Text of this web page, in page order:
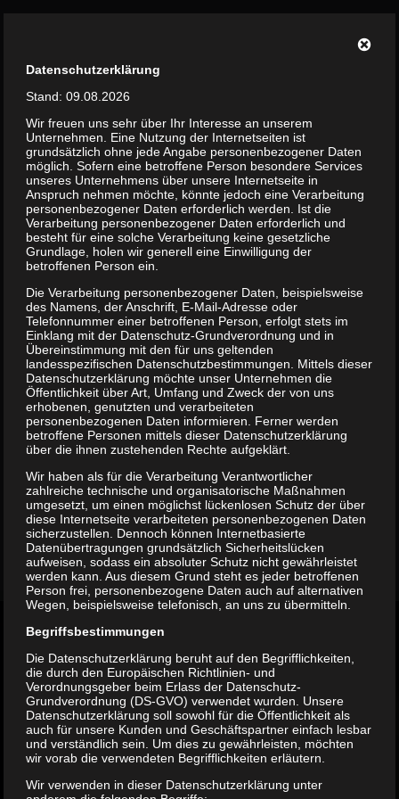
springen
05 TRAVEL
Travel
Suche
nach:
Datenschutzerklärung
Stand: 09.08.2026
Wir freuen uns sehr über Ihr Interesse an unserem
Unternehmen. Eine Nutzung der Internetseiten ist
grundsätzlich ohne jede Angabe personenbezogener Daten
möglich. Sofern eine betroffene Person besondere Services
unseres Unternehmens über unsere Internetseite in
Anspruch nehmen möchte, könnte jedoch eine Verarbeitung
personenbezogener Daten erforderlich werden. Ist die
Verarbeitung personenbezogener Daten erforderlich und
besteht für eine solche Verarbeitung keine gesetzliche
Grundlage, holen wir generell eine Einwilligung der
betroffenen Person ein.
Die Verarbeitung personenbezogener Daten, beispielsweise
des Namens, der Anschrift, E-Mail-Adresse oder
Telefonnummer einer betroffenen Person, erfolgt stets im
Einklang mit der Datenschutz-Grundverordnung und in
Übereinstimmung mit den für uns geltenden
landesspezifischen Datenschutzbestimmungen. Mittels dieser
Datenschutzerklärung möchte unser Unternehmen die
Öffentlichkeit über Art, Umfang und Zweck der von uns
erhobenen, genutzten und verarbeiteten
personenbezogenen Daten informieren. Ferner werden
betroffene Personen mittels dieser Datenschutzerklärung
über die ihnen zustehenden Rechte aufgeklärt.
Wir haben als für die Verarbeitung Verantwortlicher
zahlreiche technische und organisatorische Maßnahmen
umgesetzt, um einen möglichst lückenlosen Schutz der über
diese Internetseite verarbeiteten personenbezogenen Daten
sicherzustellen. Dennoch können Internetbasierte
Datenübertragungen grundsätzlich Sicherheitslücken
aufweisen, sodass ein absoluter Schutz nicht gewährleistet
werden kann. Aus diesem Grund steht es jeder betroffenen
Person frei, personenbezogene Daten auch auf alternativen
Wegen, beispielsweise telefonisch, an uns zu übermitteln.
Begriffsbestimmungen
Die Datenschutzerklärung beruht auf den Begrifflichkeiten,
die durch den Europäischen Richtlinien- und
Verordnungsgeber beim Erlass der Datenschutz-
Grundverordnung (DS-GVO) verwendet wurden. Unsere
Datenschutzerklärung soll sowohl für die Öffentlichkeit als
auch für unsere Kunden und Geschäftspartner einfach lesbar
und verständlich sein. Um dies zu gewährleisten, möchten
wir vorab die verwendeten Begrifflichkeiten erläutern.
Wir verwenden in dieser Datenschutzerklärung unter